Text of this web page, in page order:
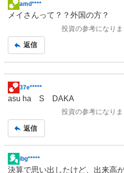
掲
示
事
amd****
メイさんって？？外国の方？
投資の参考になりま
返信
掲
示
事
37e*****
asu ha S DAKA
投資の参考になりま
返信
掲
ibg*****
決算で思い出したけど、出来高